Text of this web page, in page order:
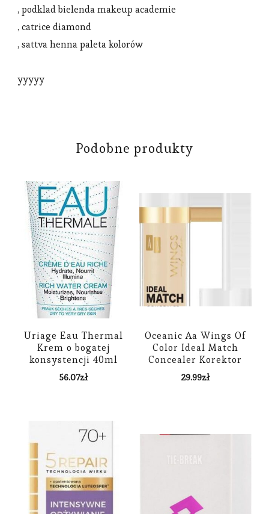
, podklad bielenda makeup academie
, catrice diamond
, sattva henna paleta kolorów
yyyyy
Podobne produkty
Uriage Eau Thermal
Krem o bogatej
konsystencji 40ml
56.07zł
Oceanic Aa Wings Of
Color Ideal Match
Concealer Korektor
Nawilżający 200 Nude
6.2G
29.99zł